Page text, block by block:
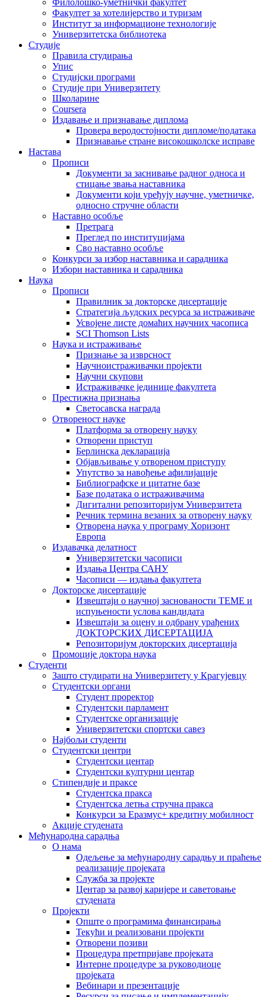
Филолошко-уметнички факултет
Факултет за хотелијерство и туризам
Институт за информационе технологије
Универзитетска библиотека
Студије
Правила студирања
Упис
Студијски програми
Студије при Универзитету
Школарине
Coursera
Издавање и признавање диплома
Провера веродостојности дипломе/података
Признавање стране високошколске исправе
Настава
Прописи
Документи за заснивање радног односа и
стицање звања наставника
Документи који уређују научне, уметничке,
односно стручне области
Наставно особље
Претрага
Преглед по институцијама
Сво наставно особље
Конкурси за избор наставника и сарадника
Избори наставника и сарадника
Наука
Прописи
Правилник за докторске дисертације
Стратегија људских ресурса за истраживаче
Усвојене листе домаћих научних часописа
SCI Thomson Lists
Наука и истраживање
Признање за изврсност
Научноистраживачки пројекти
Научни скупови
Истраживачке јединице факултета
Престижна признања
Светосавска награда
Отвореност науке
Платформа за отворену науку
Отворени приступ
Берлинска декларација
Објављивање у отвореном приступу
Упутство за навођење афилијације
Библиографске и цитатне базе
Базе података о истраживачима
Дигитални репозиторијум Универзитета
Рeчник термина везаних за отворену науку
Отворена наука у програму Хоризонт
Европа
Издавачка делатност
Универзитетски часописи
Издања Центра САНУ
Часописи — издања факултета
Докторске дисертације
Извештаји о научној заснованости ТЕМЕ и
испуњености услова кандидата
Извештаји за оцену и одбрану урађених
ДОКТОРСКИХ ДИСЕРТАЦИЈА
Репозиторијум докторских дисертација
Промоције доктора наука
Студенти
Зашто студирати на Универзитету у Крагујевцу
Студентски органи
Студент проректор
Студентски парламент
Студентске организације
Универзитетски спортски савез
Најбољи студенти
Студентски центри
Студентски центар
Студентски културни центар
Стипендије и праксе
Студентска пракса
Студентска летња стручна пракса
Конкурси за Еразмус+ кредитну мобилност
Акције студената
Међународна сарадња
О нама
Одељење за међународну сарадњу и праћење
реализације пројеката
Служба за пројекте
Центар за развој каријере и саветовање
студената
Пројекти
Опште о програмима финансирања
Текући и реализовани пројекти
Отворени позиви
Процедура претпријаве пројеката
Интерне процедуре за руководиоце
пројеката
Вебинари и презентације